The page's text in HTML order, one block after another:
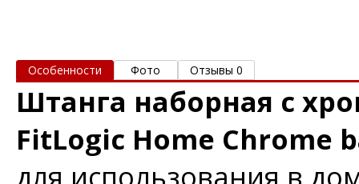
Особенности Фото Отзывы 0
Штанга наборная с
FitLogic Home Chrome
для использования в